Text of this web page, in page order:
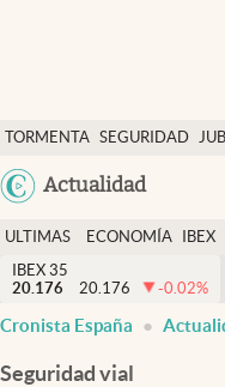
TORMENTA SEGURIDAD
Actualidad
Economía y finanzas
Política
Actualidad
Criptomonedas
España
ULTIMAS
NOTICIAS
ECONOMÍA
FINANZAS
IBEX
EURO
IBEX 35
20.176
20.176 -0.02%
Cronista España
Seguridad vial